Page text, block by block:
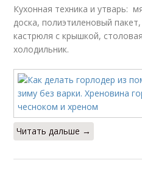
Кухонная техника и утварь:
доска, полиэтиленовый
кастрюля с крышкой,
холодильник.
Читать дальше →